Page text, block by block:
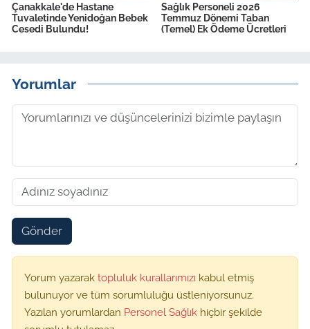
Çanakkale'de Hastane
Tuvaletinde Yenidoğan Bebek
Cesedi Bulundu!
Sağlık Personeli 2026
Temmuz Dönemi Taban
(Temel) Ek Ödeme Ücretleri
Yorumlar
Gönder
Yorum yazarak topluluk kurallarımızı kabul etmiş
bulunuyor ve tüm sorumluluğu üstleniyorsunuz.
Yazılan yorumlardan Personel Sağlık hiçbir şekilde